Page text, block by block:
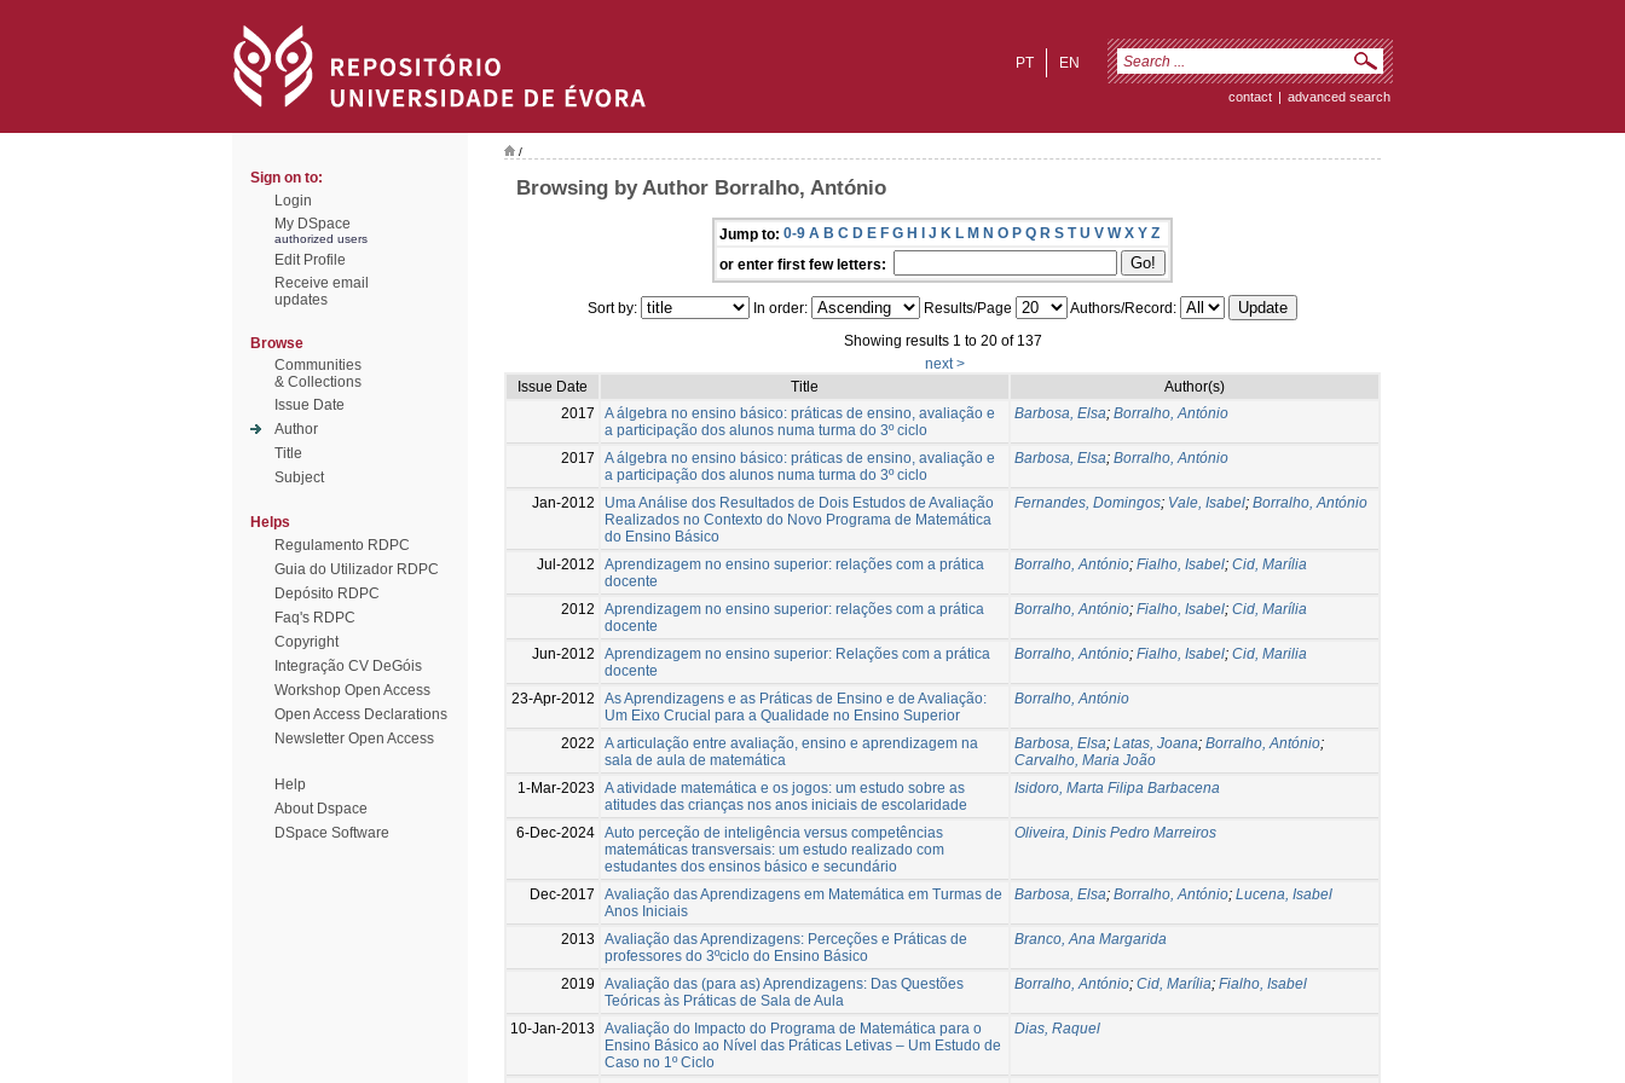
EN
PT
contact | advanced search
Sign on to:
Login
My DSpace
authorized users
Edit Profile
Receive email
updates
Browse
Communities
& Collections
Issue Date
Author
Title
Subject
Helps
Regulamento RDPC
Guia do Utilizador RDPC
Depósito RDPC
Faq's RDPC
Copyright
Integração CV DeGóis
Workshop Open Access
Open Access Declarations
Newsletter Open Access
Help
About Dspace
DSpace Software
/
Browsing by Author Borralho, António
Jump to: 0-9 A B C D E F G H I J K L M N O P Q R S T U V W X Y Z
or enter first few letters:
Sort by: In order: Results/Page
Authors/Record:
Showing results 1 to 20 of 137
next >
Issue Date
Title
Author(s)
2017
A álgebra no ensino básico: práticas de ensino, avaliação e
a participação dos alunos numa turma do 3º ciclo
Barbosa, Elsa; Borralho, António
2017
A álgebra no ensino básico: práticas de ensino, avaliação e
a participação dos alunos numa turma do 3º ciclo
Barbosa, Elsa; Borralho, António
Jan-2012
Uma Análise dos Resultados de Dois Estudos de Avaliação
Realizados no Contexto do Novo Programa de Matemática
do Ensino Básico
Fernandes, Domingos; Vale, Isabel; Borralho, António
Jul-2012
Aprendizagem no ensino superior: relações com a prática
docente
Borralho, António; Fialho, Isabel; Cid, Marília
2012
Aprendizagem no ensino superior: relações com a prática
docente
Borralho, António; Fialho, Isabel; Cid, Marília
Jun-2012
Aprendizagem no ensino superior: Relações com a prática
docente
Borralho, António; Fialho, Isabel; Cid, Marilia
23-Apr-2012
As Aprendizagens e as Práticas de Ensino e de Avaliação:
Um Eixo Crucial para a Qualidade no Ensino Superior
Borralho, António
2022
A articulação entre avaliação, ensino e aprendizagem na
sala de aula de matemática
Barbosa, Elsa; Latas, Joana; Borralho, António;
Carvalho, Maria João
1-Mar-2023
A atividade matemática e os jogos: um estudo sobre as
atitudes das crianças nos anos iniciais de escolaridade
Isidoro, Marta Filipa Barbacena
6-Dec-2024 Auto perceção de inteligência versus competências
matemáticas transversais: um estudo realizado com
estudantes dos ensinos básico e secundário
Oliveira, Dinis Pedro Marreiros
Dec-2017
Avaliação das Aprendizagens em Matemática em Turmas de
Anos Iniciais
Barbosa, Elsa; Borralho, António; Lucena, Isabel
2013
Avaliação das Aprendizagens: Perceções e Práticas de
professores do 3ºciclo do Ensino Básico
Branco, Ana Margarida
2019
Avaliação das (para as) Aprendizagens: Das Questões
Teóricas às Práticas de Sala de Aula
Borralho, António; Cid, Marília; Fialho, Isabel
10-Jan-2013
Avaliação do Impacto do Programa de Matemática para o
Ensino Básico ao Nível das Práticas Letivas – Um Estudo de
Caso no 1º Ciclo
Dias, Raquel